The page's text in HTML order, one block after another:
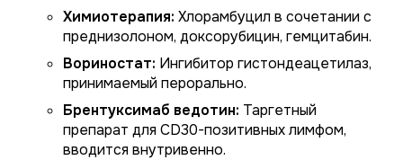
Химиотерапия: Хлорамбуцил в сочетании с
преднизолоном, доксорубицин, гемцитабин.
Вориностат: Ингибитор гистондеацетилаз,
принимаемый перорально.
Брентуксимаб ведотин: Таргетный
препарат для CD30-позитивных лимфом,
вводится внутривенно.